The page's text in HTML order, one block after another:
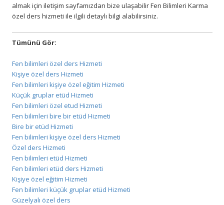
almak için iletişim sayfamızdan bize ulaşabilirFen Bilimleri Karma
özel ders hizmeti ile ilgili detaylı bilgi alabilirsiniz.
Tümünü Gör:
Fen bilimleri özel ders Hizmeti
Kişiye özel ders Hizmeti
Fen bilimleri kişiye özel eğitim Hizmeti
Küçük gruplar etüd Hizmeti
Fen bilimleri özel etud Hizmeti
Fen bilimleri bire bir etüd Hizmeti
Bire bir etüd Hizmeti
Fen bilimleri kişiye özel ders Hizmeti
Özel ders Hizmeti
Fen bilimleri etüd Hizmeti
Fen bilimleri etüd ders Hizmeti
Kişiye özel eğitim Hizmeti
Fen bilimleri küçük gruplar etüd Hizmeti
Güzelyalı özel ders